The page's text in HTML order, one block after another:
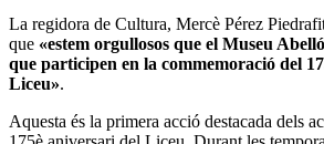
La regidora de Cultura, Mercè Pérez
que «estem orgullosos que el Museu
que participen en la commemoració del
Liceu».
Aquesta és la primera acció destacada dels